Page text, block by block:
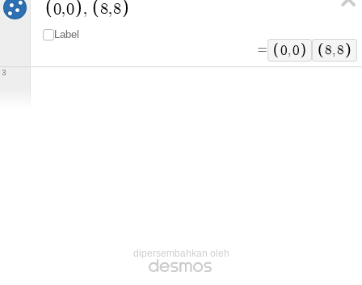
0,0 , 8,8
Label
= 0,0 8,8
3
dipersembahkan oleh